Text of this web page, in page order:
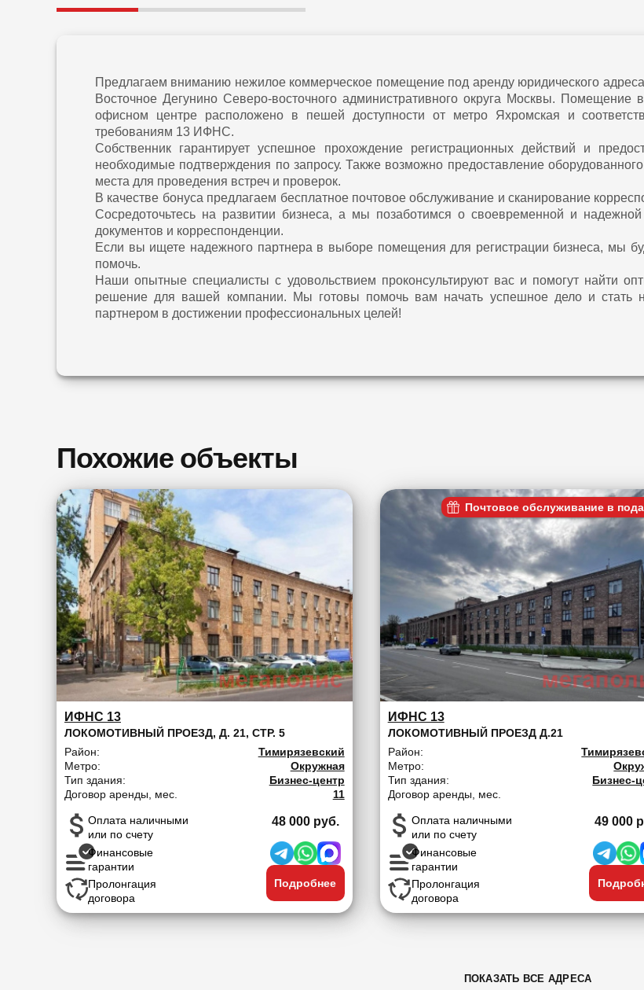
Предлагаем вниманию нежилое коммерческое помещение под аренду юридического
Восточное Дегунино Северо-восточного административного округа Москвы. Помещение
офисном центре расположено в пешей доступности от метро Яхромская и
требованиям 13 ИФНС.
Собственник гарантирует успешное прохождение регистрационных действий и
необходимые подтверждения по запросу. Также возможно предоставление
места для проведения встреч и проверок.
В качестве бонуса предлагаем бесплатное почтовое обслуживание и сканирование
Сосредоточьтесь на развитии бизнеса, а мы позаботимся о своевременной и надежной
документов и корреспонденции.
Если вы ищете надежного партнера в выборе помещения для регистрации бизнеса, мы
помочь.
Наши опытные специалисты с удовольствием проконсультируют вас и помогут найти
решение для вашей компании. Мы готовы помочь вам начать успешное дело и стать
партнером в достижении профессиональных целей!
Похожие объекты
ИФНС 13
ЛОКОМОТИВНЫЙ ПРОЕЗД, Д. 21, СТР. 5
Район:
Тимирязевский
Метро:
Окружная
Тип здания:
Бизнес-центр
Договор аренды, мес.
11
Оплата наличными
или по счету
Финансовые
гарантии
Пролонгация
договора
48 000 руб.
Подробнее
Почтовое обслуживание в
ИФНС 13
ЛОКОМОТИВНЫЙ ПРОЕЗД Д.21
Район:
Метро:
Тип здания:
Бизнес-
Договор аренды, мес.
Оплата наличными
или по счету
Финансовые
гарантии
Пролонгация
договора
49 000
ПОКАЗАТЬ ВСЕ АДРЕСА